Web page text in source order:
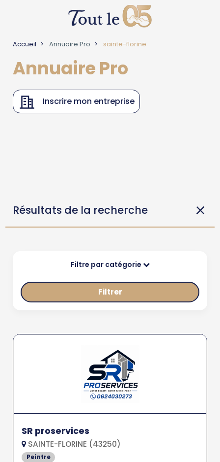
Accueil Annuaire Pro sainte-florine
Annuaire Pro
Inscrire mon entreprise
Résultats de la recherche
Filtre par catégorie
Filtrer
SR proservices
SAINTE-FLORINE (43250)
Peintre